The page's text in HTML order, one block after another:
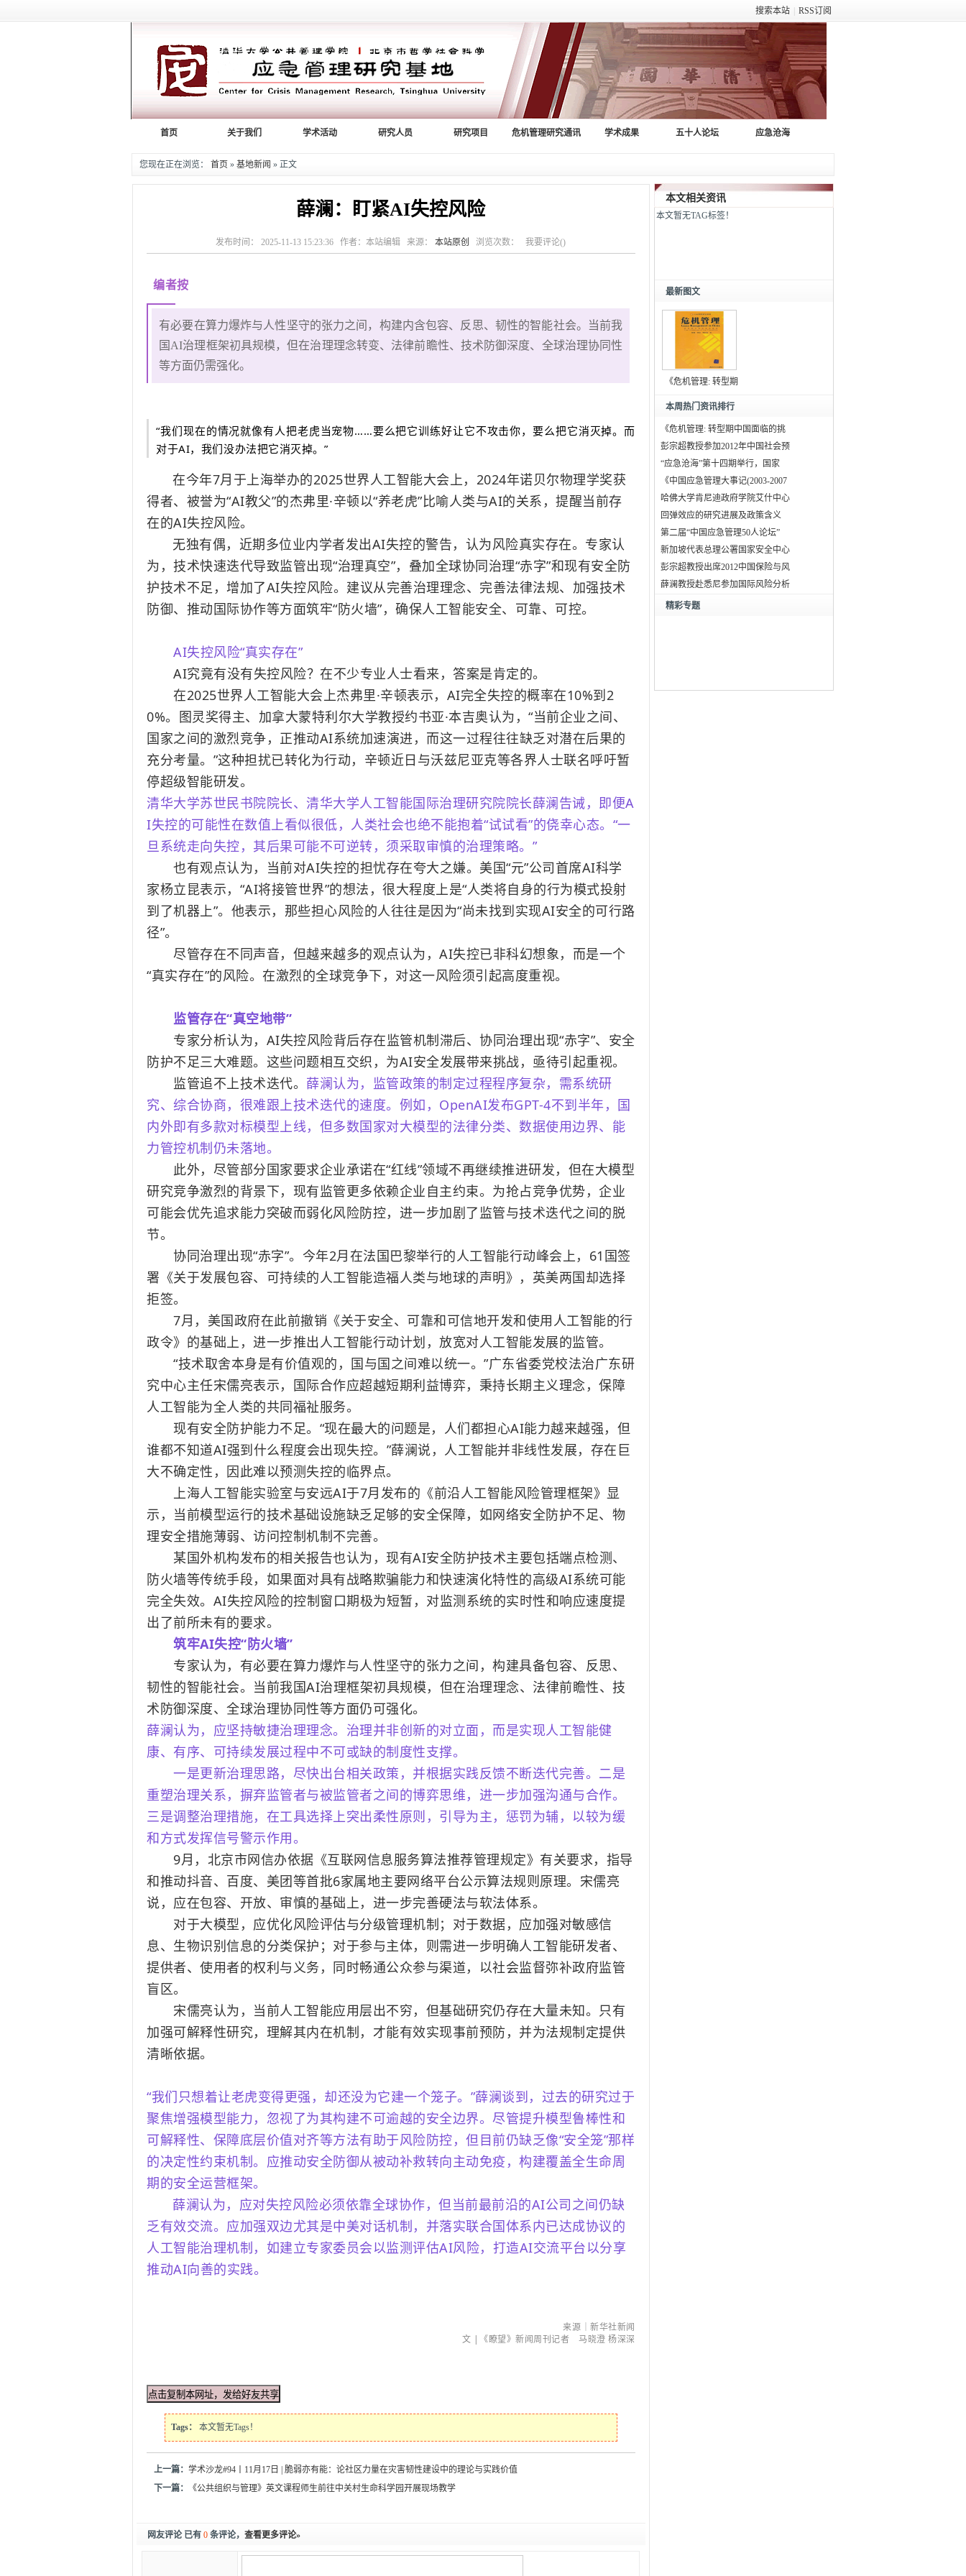
搜索本站 RSS订阅
首页 关于我们 学术活动 研究人员 研究项目 危机管理研究通讯 学术成果 五十人论坛 应急沧海
您现在正在浏览： 首页 » 基地新闻 » 正文
薛澜：盯紧AI失控风险
发布时间： 2025-11-13 15:23:36 作者：本站编辑 来源：本站原创 浏览次数： 我要评论()
编者按
有必要在算力爆炸与人性坚守的张力之间，构建内含包容、反思、韧性的智能社会。当前我
国AI治理框架初具规模，但在治理理念转变、法律前瞻性、技术防御深度、全球治理协同性
等方面仍需强化。
“我们现在的情况就像有人把老虎当宠物……要么把它训练好让它不攻击你，要么把它消灭掉。而
对于AI，我们没办法把它消灭掉。”
在今年7月于上海举办的2025世界人工智能大会上，2024年诺贝尔物理学奖获
得者、被誉为“AI教父”的杰弗里·辛顿以“养老虎”比喻人类与AI的关系，提醒当前存
在的AI失控风险。
无独有偶，近期多位业内学者发出AI失控的警告，认为风险真实存在。专家认
为，技术快速迭代导致监管出现“治理真空”，叠加全球协同治理“赤字”和现有安全防
护技术不足，增加了AI失控风险。建议从完善治理理念、完善法律法规、加强技术
防御、推动国际协作等方面筑牢“防火墙”，确保人工智能安全、可靠、可控。
AI失控风险“真实存在”
AI究竟有没有失控风险？在不少专业人士看来，答案是肯定的。
在2025世界人工智能大会上杰弗里·辛顿表示，AI完全失控的概率在10%到2
0%。图灵奖得主、加拿大蒙特利尔大学教授约书亚·本吉奥认为，“当前企业之间、
国家之间的激烈竞争，正推动AI系统加速演进，而这一过程往往缺乏对潜在后果的
充分考量。”这种担扰已转化为行动，辛顿近日与沃兹尼亚克等各界人士联名呼吁暂
停超级智能研发。
清华大学苏世民书院院长、清华大学人工智能国际治理研究院院长薛澜告诫，即便A
I失控的可能性在数值上看似很低，人类社会也绝不能抱着“试试看”的侥幸心态。“一
旦系统走向失控，其后果可能不可逆转，须采取审慎的治理策略。”
也有观点认为，当前对AI失控的担忧存在夸大之嫌。美国“元”公司首席AI科学
家杨立昆表示，“AI将接管世界”的想法，很大程度上是“人类将自身的行为模式投射
到了机器上”。他表示，那些担心风险的人往往是因为“尚未找到实现AI安全的可行路
径”。
尽管存在不同声音，但越来越多的观点认为，AI失控已非科幻想象，而是一个
“真实存在”的风险。在激烈的全球竞争下，对这一风险须引起高度重视。
监管存在“真空地带”
专家分析认为，AI失控风险背后存在监管机制滞后、协同治理出现“赤字”、安全
防护不足三大难题。这些问题相互交织，为AI安全发展带来挑战，亟待引起重视。
监管追不上技术迭代。 薛澜认为，监管政策的制定过程程序复杂，需系统研
究、综合协商，很难跟上技术迭代的速度。例如，OpenAI发布GPT-4不到半年，国
内外即有多款对标模型上线，但多数国家对大模型的法律分类、数据使用边界、能
力管控机制仍未落地。
此外，尽管部分国家要求企业承诺在“红线”领域不再继续推进研发，但在大模型
研究竞争激烈的背景下，现有监管更多依赖企业自主约束。为抢占竞争优势，企业
可能会优先追求能力突破而弱化风险防控，进一步加剧了监管与技术迭代之间的脱
节。
协同治理出现“赤字”。今年2月在法国巴黎举行的人工智能行动峰会上，61国签
署《关于发展包容、可持续的人工智能造福人类与地球的声明》，英美两国却选择
拒签。
7月，美国政府在此前撤销《关于安全、可靠和可信地开发和使用人工智能的行
政令》的基础上，进一步推出人工智能行动计划，放宽对人工智能发展的监管。
“技术取舍本身是有价值观的，国与国之间难以统一。”广东省委党校法治广东研
究中心主任宋儒亮表示，国际合作应超越短期利益博弈，秉持长期主义理念，保障
人工智能为全人类的共同福祉服务。
现有安全防护能力不足。“现在最大的问题是，人们都担心AI能力越来越强，但
谁都不知道AI强到什么程度会出现失控。”薛澜说，人工智能并非线性发展，存在巨
大不确定性，因此难以预测失控的临界点。
上海人工智能实验室与安远AI于7月发布的《前沿人工智能风险管理框架》显
示，当前模型运行的技术基础设施缺乏足够的安全保障，如网络安全防护不足、物
理安全措施薄弱、访问控制机制不完善。
某国外机构发布的相关报告也认为，现有AI安全防护技术主要包括端点检测、
防火墙等传统手段，如果面对具有战略欺骗能力和快速演化特性的高级AI系统可能
完全失效。AI失控风险的控制窗口期极为短暂，对监测系统的实时性和响应速度提
出了前所未有的要求。
筑牢AI失控“防火墙”
专家认为，有必要在算力爆炸与人性坚守的张力之间，构建具备包容、反思、
韧性的智能社会。当前我国AI治理框架初具规模，但在治理理念、法律前瞻性、技
术防御深度、全球治理协同性等方面仍可强化。
薛澜认为，应坚持敏捷治理理念。治理并非创新的对立面，而是实现人工智能健
康、有序、可持续发展过程中不可或缺的制度性支撑。
一是更新治理思路，尽快出台相关政策，并根据实践反馈不断迭代完善。二是
重塑治理关系，摒弃监管者与被监管者之间的博弈思维，进一步加强沟通与合作。
三是调整治理措施，在工具选择上突出柔性原则，引导为主，惩罚为辅，以较为缓
和方式发挥信号警示作用。
9月，北京市网信办依据《互联网信息服务算法推荐管理规定》有关要求，指导
和推动抖音、百度、美团等首批6家属地主要网络平台公示算法规则原理。宋儒亮
说，应在包容、开放、审慎的基础上，进一步完善硬法与软法体系。
对于大模型，应优化风险评估与分级管理机制；对于数据，应加强对敏感信
息、生物识别信息的分类保护；对于参与主体，则需进一步明确人工智能研发者、
提供者、使用者的权利与义务，同时畅通公众参与渠道，以社会监督弥补政府监管
盲区。
宋儒亮认为，当前人工智能应用层出不穷，但基础研究仍存在大量未知。只有
加强可解释性研究， 理解其内在机制，才能有效实现事前预防，并为法规制定提供
清晰依据。
“我们只想着让老虎变得更强，却还没为它建一个笼子。”薛澜谈到，过去的研究过于
聚焦增强模型能力，忽视了为其构建不可逾越的安全边界。尽管提升模型鲁棒性和
可解释性、保障底层价值对齐等方法有助于风险防控，但目前仍缺乏像“安全笼”那样
的决定性约束机制。应推动安全防御从被动补救转向主动免疫，构建覆盖全生命周
期的安全运营框架。
薛澜认为，应对失控风险必须依靠全球协作，但当前最前沿的AI公司之间仍缺
乏有效交流。应加强双边尤其是中美对话机制，并落实联合国体系内已达成协议的
人工智能治理机制，如建立专家委员会以监测评估AI风险，打造AI交流平台以分享
推动AI向善的实践。
来源｜新华社新闻
文 |《瞭望》新闻周刊记者 马晓澄 杨深深
Tags： 本文暂无Tags！
上一篇：学术沙龙#94丨11月17日 | 脆弱亦有能：论社区力量在灾害韧性建设中的理论与实践价值
下一篇：
《公共组织与管理》英文课程师生前往中关村生命科学园开展现场教学
网友评论 已有 0 条评论， 查看更多评论»
本文相关资讯
本文暂无TAG标签！
最新图文
《危机管理: 转型期
中
本周热门资讯排行
《危机管理: 转型期中国面临的挑
彭宗超教授参加2012年中国社会预
“应急沧海”第十四期举行，国家
《中国应急管理大事记(2003-2007
哈佛大学肯尼迪政府学院艾什中心
回弹效应的研究进展及政策含义
第二届“中国应急管理50人论坛”
新加坡代表总理公署国家安全中心
彭宗超教授出席2012中国保险与风
薛澜教授赴悉尼参加国际风险分析
精彩专题